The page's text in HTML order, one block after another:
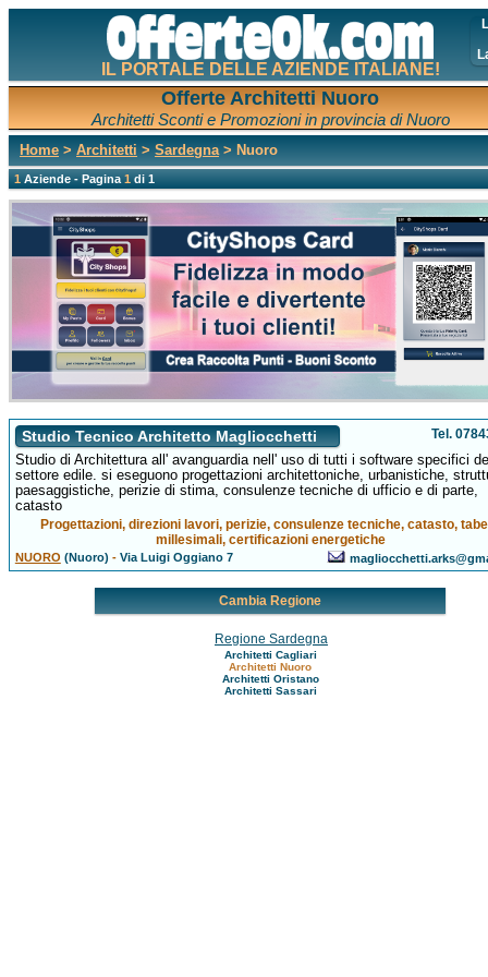
IL PORTALE DELLE AZIENDE ITALIANE!
Offerte Architetti Nuoro
Architetti Sconti e Promozioni in provincia di Nuoro
Home > Architetti > Sardegna> Nuoro
1Aziende - Pagina1di 1
Studio Tecnico Architetto Magliocchetti Tel.
Studio di Architettura all' avanguardia nell' uso di tutti i software specifici
settore edile. si eseguono progettazioni architettoniche, urbanistiche,
paesaggistiche, perizie di stima, consulenze tecniche di ufficio e di parte,
catasto
Progettazioni, direzioni lavori, perizie, consulenze tecniche, catasto,
millesimali, certificazioni energetiche
NUORO (Nuoro) -Via Luigi Oggiano 7
Cambia Regione
Regione Sardegna
Architetti Cagliari
Architetti Nuoro
Architetti Oristano
Architetti Sassari